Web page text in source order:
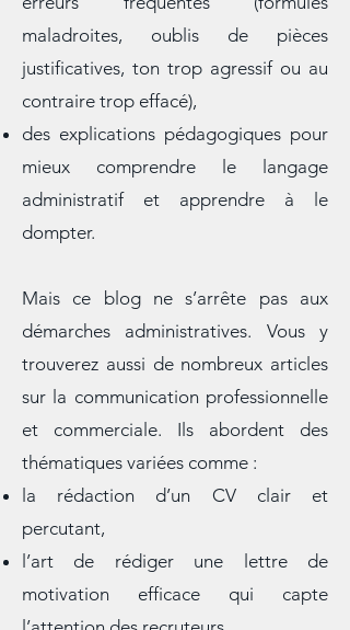
des conseils pratiques pour éviter les
erreurs fréquentes (formules
maladroites, oublis de pièces
justificatives, ton trop agressif ou au
contraire trop effacé),
des explications pédagogiques pour
mieux comprendre le langage
dompter.
Mais ce blog ne s’arrête pas aux
démarches administratives. Vous y
trouverez aussi de nombreux articles
sur la communication professionnelle
et commerciale. Ils abordent des
thématiques variées comme :
la rédaction d’un CV clair et
percutant,
l’art de rédiger une lettre de